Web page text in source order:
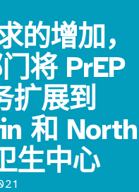
的增加，
将 PrEP
扩展到
和 North
生中心